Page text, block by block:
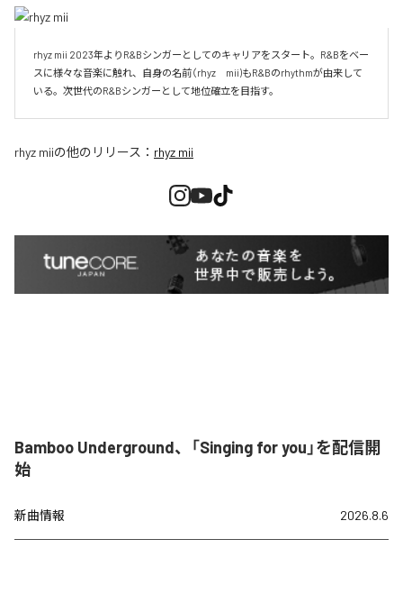
rhyz mii 2023年よりR&Bシンガーとしてのキャリアをスタート。R&Bをベー
スに様々な音楽に触れ、自身の名前（rhyz　mii)もR&Bのrhythmが由来して
いる。次世代のR&Bシンガーとして地位確立を目指す。
rhyz miiの他のリリース： rhyz mii
Bamboo Underground、「Singing for you」を配信開
始
新曲情報 2026.8.6